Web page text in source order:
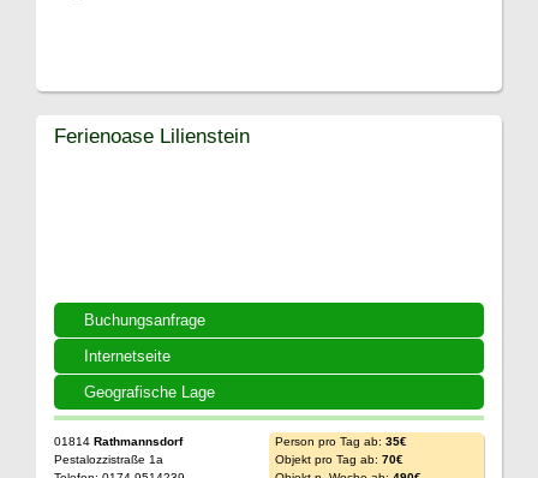
Buchungsanfrage
Internetseite
Geografische Lage
Ferienoase Lilienstein
01814 Rathmannsdorf
Pestalozzistraße 1a
Person pro Tag ab: 35€
Objekt pro Tag ab: 70€